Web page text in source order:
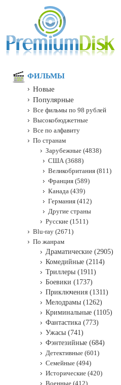
ФИЛЬМЫ
Новые
Популярные
Все фильмы по 98 рублей
Высокобюджетные
Все по алфавиту
По странам
Зарубежные (4838)
США (3688)
Великобритания (811)
Франция (589)
Канада (439)
Германия (412)
Другие страны
Русские (1511)
Blu-ray (2671)
По жанрам
Драматические (2905)
Комедийные (2114)
Триллеры (1911)
Боевики (1737)
Приключения (1311)
Мелодрамы (1262)
Криминальные (1105)
Фантастика (773)
Ужасы (741)
Фэнтезийные (684)
Детективные (601)
Семейные (494)
Исторические (420)
Военные (412)